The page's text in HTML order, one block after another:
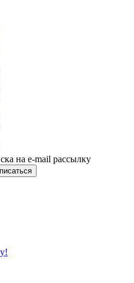
на e-mail рассылку